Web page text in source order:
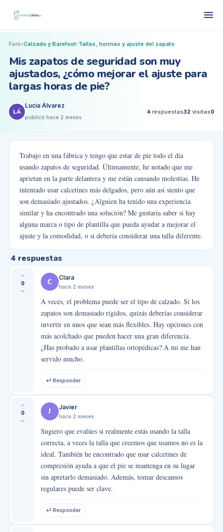
Foro›Calzado y Barefoot›Tallas, hormas y ajuste del zapato
Mis zapatos de seguridad son muy
ajustados, ¿cómo mejorar el ajuste para
largas horas de pie?
LÁ
Lucía Álvarez
publicó hace 2 meses
4 respuestas32 visitas0
Trabajo en una fábrica y tengo que estar de pie todo el día
usando zapatos de seguridad. Últimamente, he notado que me
aprietan en la parte delantera y me están causando molestias. He
intentado usar calcetines más delgados, pero aún así siento que
son demasiado ajustados. ¿Alguien ha tenido una experiencia
similar y ha encontrado una solución? Me gustaría saber si hay
alguna marca o tipo de plantilla que pueda ayudar a mejorar el
ajuste y la comodidad, o si debería considerar una talla diferente.
4 respuestas
0 C Clara
hace 2 meses
A veces, el problema puede ser el tipo de calzado. Si los
zapatos son demasiado rígidos, quizás deberías considerar
invertir en unos que sean más flexibles. Hay opciones con
más acolchado que pueden hacer una gran diferencia.
¿Has probado a usar plantillas ortopédicas? A mí me han
servido mucho.
↩ Responder
0 J Javier
hace 2 meses
Sugiero que evalúes si realmente estás usando la talla
correcta, a veces la talla que creemos que usamos no es la
ideal. También he encontrado que usar calcetines de
compresión ayuda a que el pie se mantenga en su lugar
sin apretarlo demasiado. Además, tomar descansos
regulares puede ser clave.
↩ Responder